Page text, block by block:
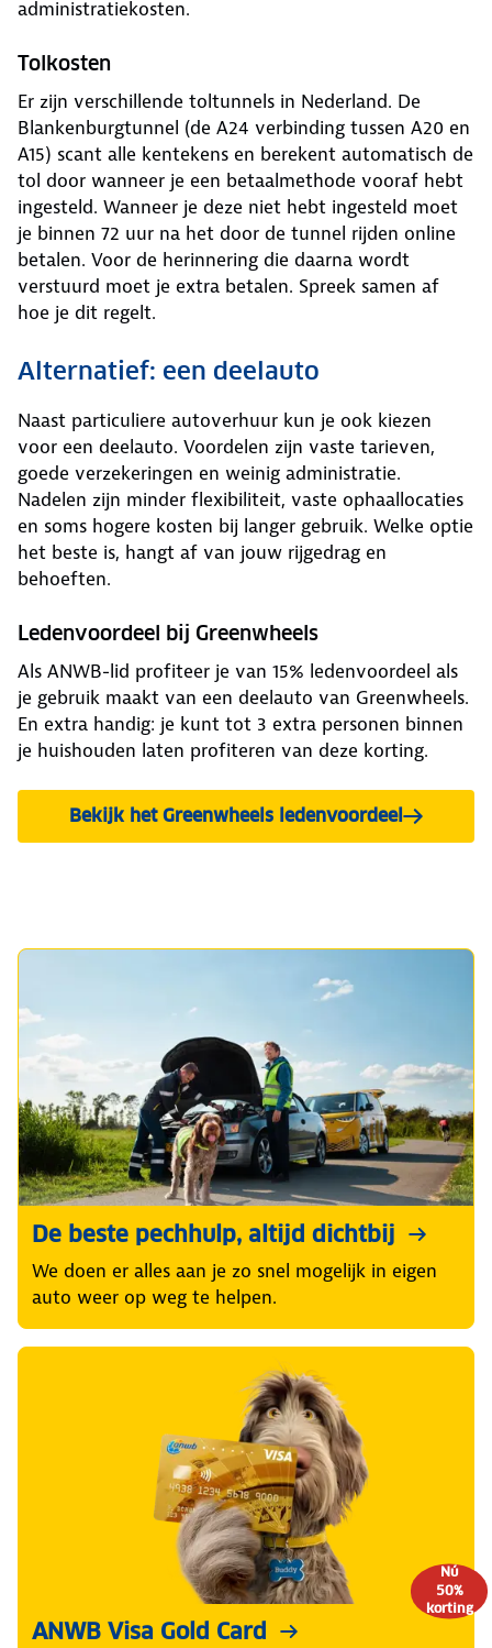
administratiekosten.
Tolkosten
Er zijn verschillende toltunnels in Nederland. De
Blankenburgtunnel (de A24 verbinding tussen A20 en
A15) scant alle kentekens en berekent automatisch de
tol door wanneer je een betaalmethode vooraf hebt
ingesteld. Wanneer je deze niet hebt ingesteld moet
je binnen 72 uur na het door de tunnel rijden online
betalen. Voor de herinnering die daarna wordt
verstuurd moet je extra betalen. Spreek samen af
hoe je dit regelt.
Alternatief: een deelauto
Naast particuliere autoverhuur kun je ook kiezen
voor een deelauto. Voordelen zijn vaste tarieven,
goede verzekeringen en weinig administratie.
Nadelen zijn minder flexibiliteit, vaste ophaallocaties
en soms hogere kosten bij langer gebruik. Welke optie
het beste is, hangt af van jouw rijgedrag en
behoeften.
Ledenvoordeel bij Greenwheels
Als ANWB-lid profiteer je van 15% ledenvoordeel als
je gebruik maakt van een deelauto van Greenwheels.
En extra handig: je kunt tot 3 extra personen binnen
je huishouden laten profiteren van deze korting.
Bekijk het Greenwheels ledenvoordeel
De beste pechhulp, altijd dichtbij
We doen er alles aan je zo snel mogelijk in eigen
auto weer op weg te helpen.
Nú
50%
korting
ANWB Visa Gold Card